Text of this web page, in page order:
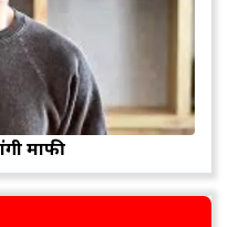
माफी